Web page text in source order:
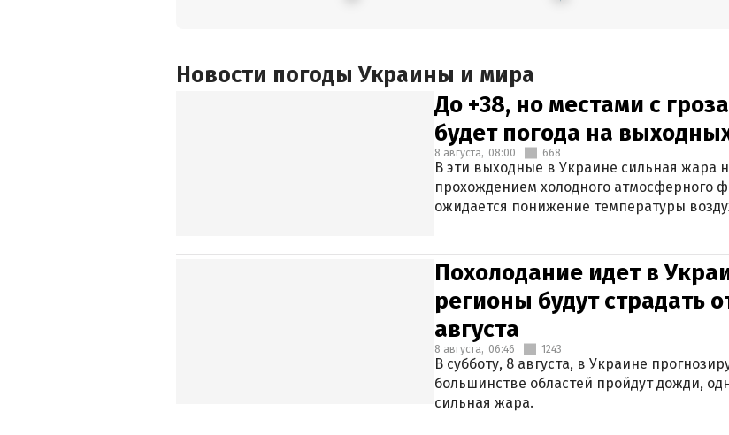
Новости погоды Украины и мира
До +38, но местами с
будет погода на
8 августа, 08:00 668
В эти выходные в Украине сильная жара
прохождением холодного атмосферного
ожидается понижение температуры
Похолодание идет в
регионы будут страдать
августа
8 августа, 06:46 1243
В субботу, 8 августа, в Украине
большинстве областей пройдут дожди,
сильная жара.